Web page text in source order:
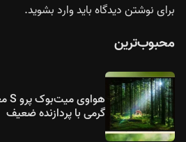
برای نوشتن دیدگاه بایدوارد بشوید.
محبوب‌ترین
گرمی با پردازنده ضعیف